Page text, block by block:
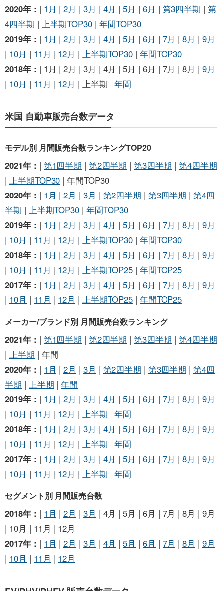
2020年 : | 1月 | 2月 | 3月 | 4月 | 5月 | 6月 | 第3四半期 | 第
4四半期 | 上半期TOP30 | 年間TOP30
2019年 : | 1月 | 2月 | 3月 | 4月 | 5月 | 6月 | 7月 | 8月 | 9月
| 10月 | 11月 | 12月 | 上半期TOP30 | 年間TOP30
2018年 : | 1月 | 2月 | 3月 | 4月 | 5月 | 6月 | 7月 | 8月 | 9月
| 10月 | 11月 | 12月 | 上半期 | 年間
米国 自動車販売台数データ
モデル別 月間販売台数ランキングTOP20
2021年 : | 第1四半期 | 第2四半期 | 第3四半期 | 第4四半期
| 上半期TOP30 | 年間TOP30
2020年 : | 1月 | 2月 | 3月 | 第2四半期 | 第3四半期 | 第4四
半期 | 上半期TOP30 | 年間TOP30
2019年 : | 1月 | 2月 | 3月 | 4月 | 5月 | 6月 | 7月 | 8月 | 9月
| 10月 | 11月 | 12月 | 上半期TOP30 | 年間TOP30
2018年 : | 1月 | 2月 | 3月 | 4月 | 5月 | 6月 | 7月 | 8月 | 9月
| 10月 | 11月 | 12月 | 上半期TOP25 | 年間TOP25
2017年 : | 1月 | 2月 | 3月 | 4月 | 5月 | 6月 | 7月 | 8月 | 9月
| 10月 | 11月 | 12月 | 上半期TOP25 | 年間TOP25
メーカー/ブランド別 月間販売台数ランキング
2021年 : | 第1四半期 | 第2四半期 | 第3四半期 | 第4四半期
| 上半期 | 年間
2020年 : | 1月 | 2月 | 3月 | 第2四半期 | 第3四半期 | 第4四
半期 | 上半期 | 年間
2019年 : | 1月 | 2月 | 3月 | 4月 | 5月 | 6月 | 7月 | 8月 | 9月
| 10月 | 11月 | 12月 | 上半期 | 年間
2018年 : | 1月 | 2月 | 3月 | 4月 | 5月 | 6月 | 7月 | 8月 | 9月
| 10月 | 11月 | 12月 | 上半期 | 年間
2017年 : | 1月 | 2月 | 3月 | 4月 | 5月 | 6月 | 7月 | 8月 | 9月
| 10月 | 11月 | 12月 | 上半期 | 年間
セグメント別 月間販売台数
2018年 : | 1月 | 2月 | 3月 | 4月 | 5月 | 6月 | 7月 | 8月 | 9月
| 10月 | 11月 | 12月
2017年 : | 1月 | 2月 | 3月 | 4月 | 5月 | 6月 | 7月 | 8月 | 9月
| 10月 | 11月 | 12月